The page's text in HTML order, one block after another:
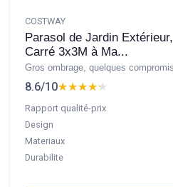
COSTWAY
Parasol de Jardin
Carré 3x3M à Ma...
Gros ombrage, quelques compromis
8.6/10★★★★★
★★★★★
Rapport qualité-prix
Design
Materiaux
Durabilite